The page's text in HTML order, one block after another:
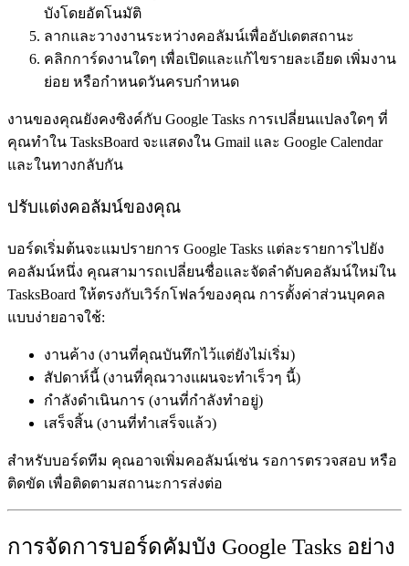
บังโดยอัตโนมัติ
ลากและวางงานระหว่างคอลัมน์เพื่ออัปเดตสถานะ
คลิกการ์ดงานใดๆ เพื่อเปิดและแก้ไขรายละเอียด เพิ่มงาน
ย่อย หรือกำหนดวันครบกำหนด
งานของคุณยังคงซิงค์กับ Google Tasks การเปลี่ยนแปลงใดๆ ที่
คุณทำใน TasksBoard จะแสดงใน Gmail และ Google Calendar
และในทางกลับกัน
ปรับแต่งคอลัมน์ของคุณ
บอร์ดเริ่มต้นจะแมปรายการ Google Tasks แต่ละรายการไปยัง
คอลัมน์หนึ่ง คุณสามารถเปลี่ยนชื่อและจัดลำดับคอลัมน์ใหม่ใน
TasksBoard ให้ตรงกับเวิร์กโฟลว์ของคุณ การตั้งค่าส่วนบุคคล
แบบง่ายอาจใช้:
งานค้าง (งานที่คุณบันทึกไว้แต่ยังไม่เริ่ม)
สัปดาห์นี้ (งานที่คุณวางแผนจะทำเร็วๆ นี้)
กำลังดำเนินการ (งานที่กำลังทำอยู่)
เสร็จสิ้น (งานที่ทำเสร็จแล้ว)
สำหรับบอร์ดทีม คุณอาจเพิ่มคอลัมน์เช่น รอการตรวจสอบ หรือ
ติดขัด เพื่อติดตามสถานะการส่งต่อ
การจัดการบอร์ดคัมบัง Google Tasks อย่าง